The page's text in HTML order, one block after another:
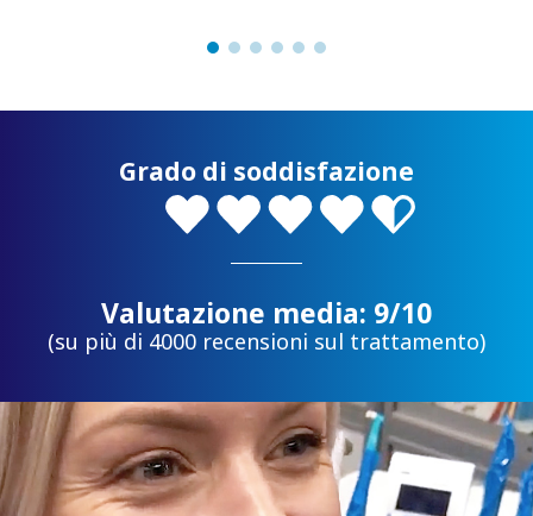
Grado di soddisfazione
Valutazione media: 9/10
(su più di 4000 recensioni sul trattamento)